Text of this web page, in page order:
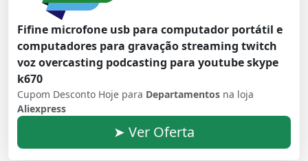
Fifine microfone usb para computador portátil e
computadores para gravação streaming twitch
voz overcasting podcasting para youtube skype
k670
Cupom Desconto Hoje para Departamentos na loja
Aliexpress
➤ Ver Oferta